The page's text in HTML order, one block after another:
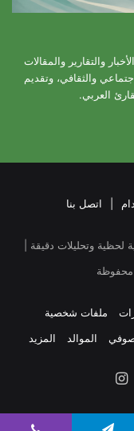
والتقارير والمقالات
والثقافي، وتقديم
العربي.
اتصل بنا
وتحليلات دقيقة |
محفوظة
ملفات شخصية
الموالد المزيد